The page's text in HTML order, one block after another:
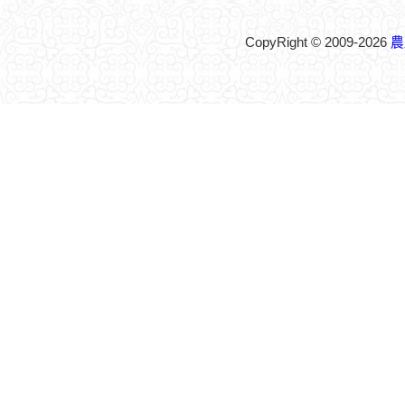
CopyRight © 2009-2026